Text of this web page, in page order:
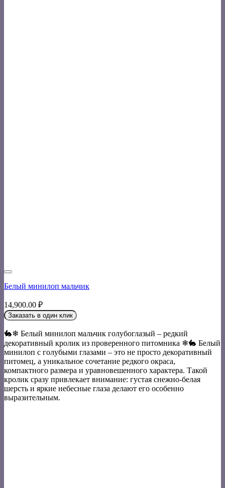
Белый минилоп мальчик
14,900.00 ₽
Заказать в один клик
🐇❄ Белый минилоп мальчик голубоглазый – редкий
декоративный кролик из проверенного питомника ❄🐇 Белый
минилоп с голубыми глазами – это не просто декоративный
питомец, а уникальное сочетание редкого окраса,
компактного размера и уравновешенного характера. Такой
кролик сразу привлекает внимание: густая снежно-белая
шерсть и яркие небесные глаза делают его особенно
выразительным.